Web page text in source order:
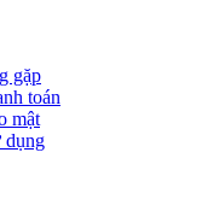
gặp
toán
mật
dụng